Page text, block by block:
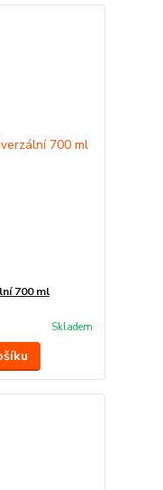
700 ml
Skladem